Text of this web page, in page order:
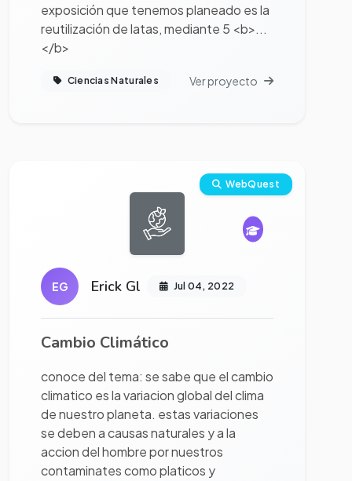
exposición que tenemos planeado es la
reutilización de latas, mediante 5 <b>...
</b>
Ciencias Naturales Ver proyecto
WebQuest
EG Erick Gl Jul 04, 2022
Cambio Climático
conoce del tema: se sabe que el cambio
climatico es la variacion global del clima
de nuestro planeta. estas variaciones
se deben a causas naturales y a la
accion del hombre por nuestros
contaminates como platicos y